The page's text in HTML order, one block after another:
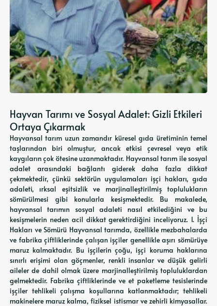
Hayvan Tarımı ve Sosyal Adalet: Gizli Etkileri
Ortaya Çıkarmak
Hayvansal tarım uzun zamandır küresel gıda üretiminin temel
taşlarından biri olmuştur, ancak etkisi çevresel veya etik
kaygıların çok ötesine uzanmaktadır. Hayvansal tarım ile sosyal
adalet arasındaki bağlantı giderek daha fazla dikkat
çekmektedir, çünkü sektörün uygulamaları işçi hakları, gıda
adaleti, ırksal eşitsizlik ve marjinalleştirilmiş toplulukların
sömürülmesi gibi konularla kesişmektedir. Bu makalede,
hayvansal tarımın sosyal adaleti nasıl etkilediğini ve bu
kesişmelerin neden acil dikkat gerektirdiğini inceliyoruz. 1. İşçi
Hakları ve Sömürü Hayvansal tarımda, özellikle mezbahalarda
ve fabrika çiftliklerinde çalışan işçiler genellikle aşırı sömürüye
maruz kalmaktadır. Bu işçilerin çoğu, işçi koruma haklarına
sınırlı erişimi olan göçmenler, renkli insanlar ve düşük gelirli
aileler de dahil olmak üzere marjinalleştirilmiş topluluklardan
gelmektedir. Fabrika çiftliklerinde ve et paketleme tesislerinde
işçiler tehlikeli çalışma koşullarına katlanmaktadır; tehlikeli
makinelere maruz kalma, fiziksel istismar ve zehirli kimyasallar.